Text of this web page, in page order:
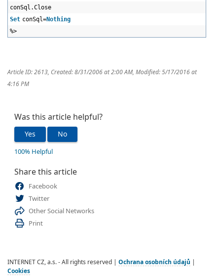
conSql.Close
Set conSql=Nothing
%>
Article ID: 2613, Created: 8/31/2006 at 2:00 AM, Modified: 5/17/2016 at
4:16 PM
Was this article helpful?
Yes No
100% Helpful
Share this article
Facebook
Twitter
Other Social Networks
Print
INTERNET CZ, a.s. - All rights reserved | Ochrana osobních údajů
Cookies